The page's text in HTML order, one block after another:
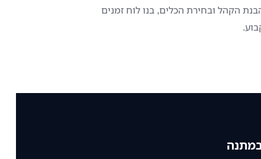
הקהל ובחירת הכלים, בנו לוח זמנים